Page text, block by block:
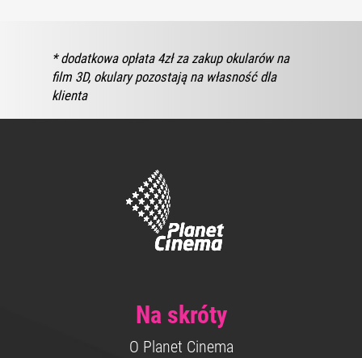
* dodatkowa opłata 4zł za zakup okularów na
film 3D, okulary pozostają na własność dla
klienta
Na skróty
O Planet Cinema